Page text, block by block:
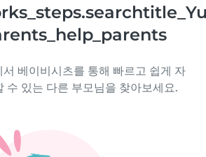
베이비시츠를 통해 빠르고 쉽게 자
수 있는 다른 부모님을 찾아보세요.